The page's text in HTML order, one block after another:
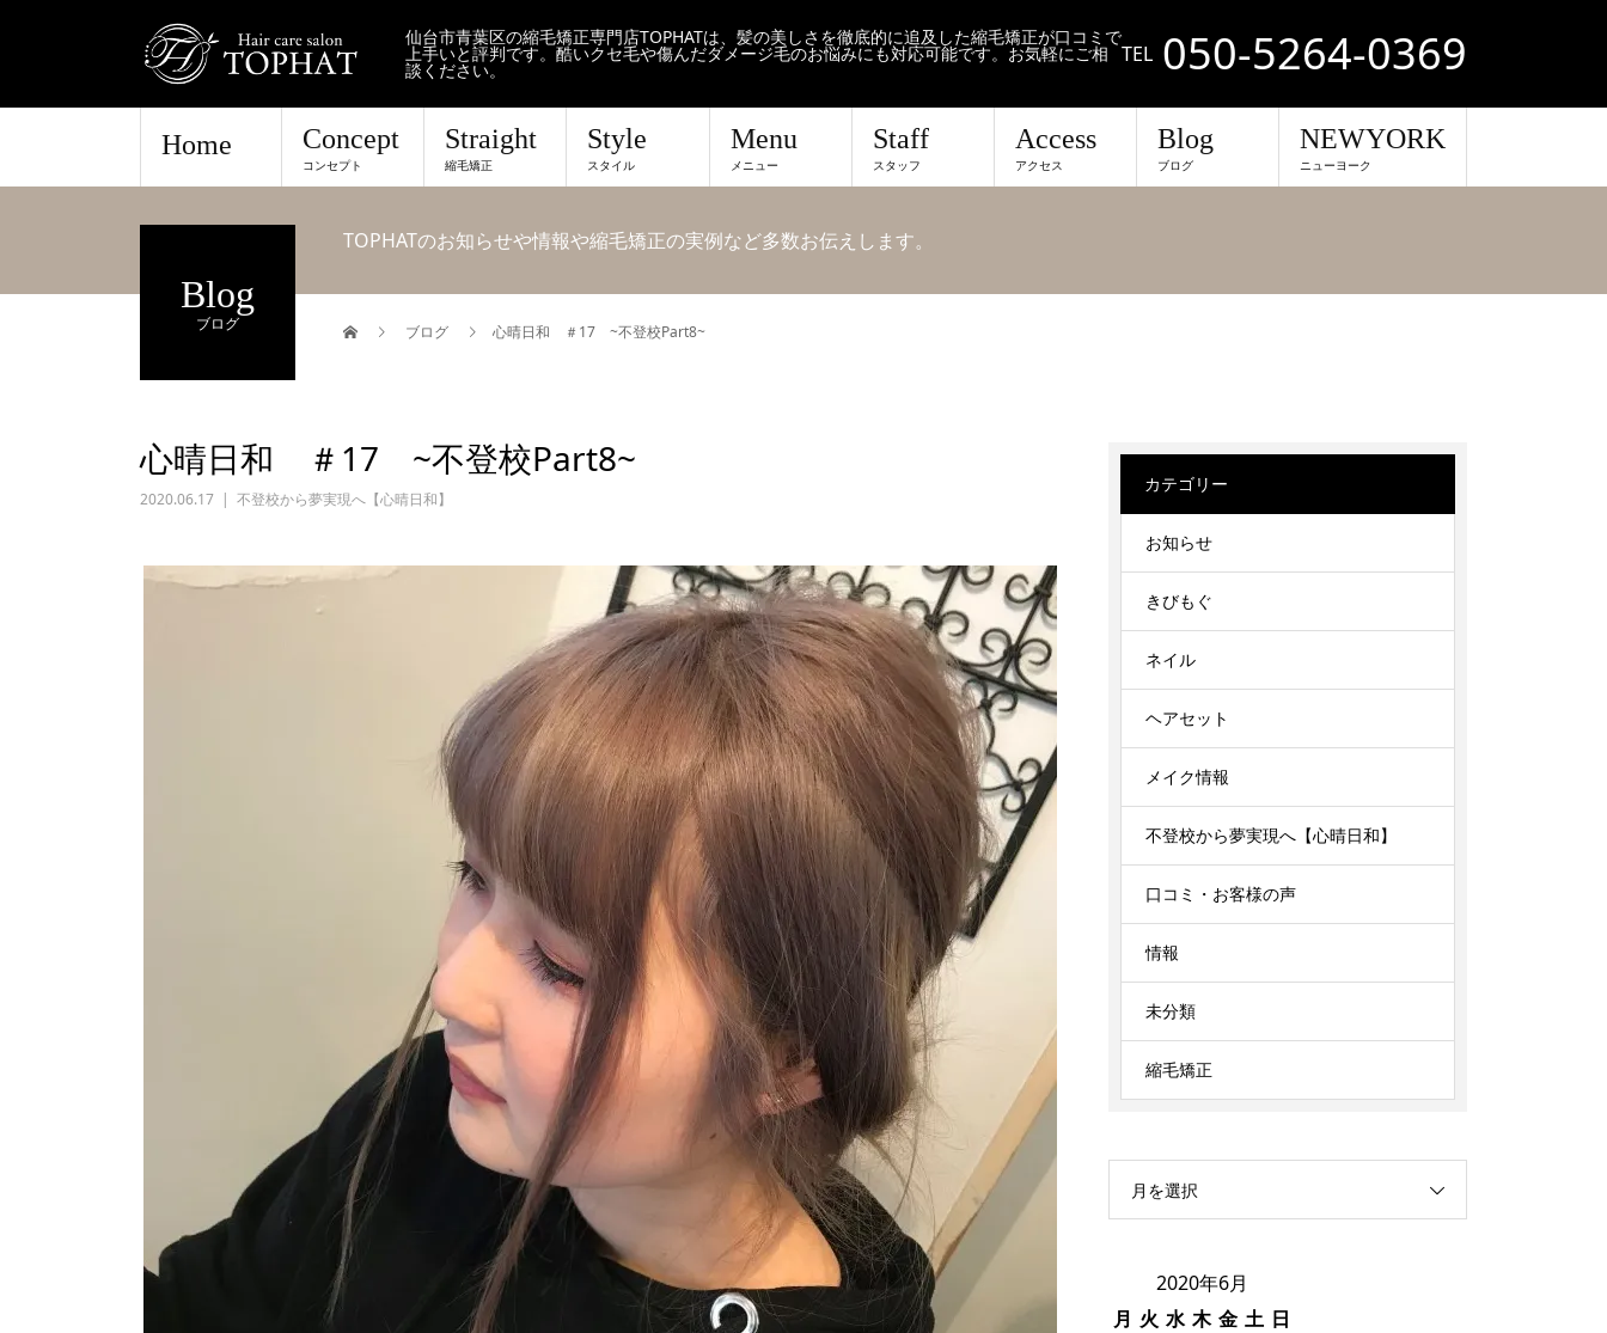
仙台市青葉区の縮毛矯正専門店TOPHATは、髪の美しさを徹底的に追及した縮毛矯正が口コミで
上手いと評判です。酷いクセ毛や傷んだダメージ毛のお悩みにも対応可能です。お気軽にご相
談ください。
TEL 050-5264-0369
Home Concept
コンセプト
Straight
縮毛矯正
Style
スタイル
Menu
メニュー
Staff
スタッフ
Access
アクセス
Blog
ブログ
NEWYORK
ニューヨーク
Blog
ブログ
TOPHATのお知らせや情報や縮毛矯正の実例など多数お伝えします。
ブログ 心晴日和 ＃17 ~不登校Part8~
心晴日和 ＃17 ~不登校Part8~
2020.06.17 不登校から夢実現へ【心晴日和】
カテゴリー
お知らせ
きびもぐ
ネイル
ヘアセット
メイク情報
不登校から夢実現へ【心晴日和】
口コミ・お客様の声
情報
未分類
縮毛矯正
月を選択
2020年6月
月 火 水 木 金 土 日